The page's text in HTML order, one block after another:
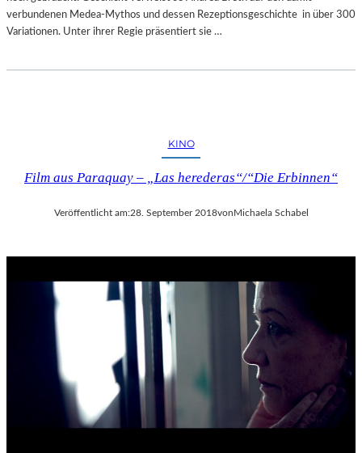
verbundenen Medea-Mythos und dessen Rezeptionsgeschichte in über 300
Variationen. Unter ihrer Regie präsentiert sie …
KINO
Film aus Paraquay – „Las herederas“/“Die Erbinnen“
Veröffentlicht am:28. September 2018von Michaela Schabel